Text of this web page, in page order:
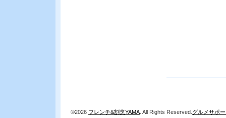
©2026 フレンチ&割烹YAMA . All Rights Reserved. グルメサポ